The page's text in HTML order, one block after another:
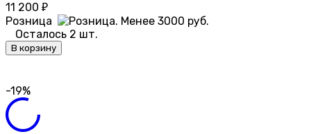
11 200 ₽
Розница
Осталось 2 шт.
В корзину
-19%